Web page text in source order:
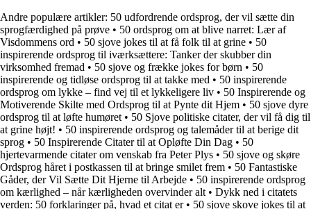
Andre populære artikler: 50 udfordrende ordsprog, der vil sætte din
sprogfærdighed på prøve • 50 ordsprog om at blive narret: Lær af
Visdommens ord • 50 sjove jokes til at få folk til at grine • 50
inspirerende ordsprog til iværksættere: Tanker der skubber din
virksomhed fremad • 50 sjove og frække jokes for børn • 50
inspirerende og tidløse ordsprog til at takke med • 50 inspirerende
ordsprog om lykke – find vej til et lykkeligere liv • 50 Inspirerende og
Motiverende Skilte med Ordsprog til at Pynte dit Hjem • 50 sjove dyre
ordsprog til at løfte humøret • 50 Sjove politiske citater, der vil få dig til
at grine højt! • 50 inspirerende ordsprog og talemåder til at berige dit
sprog • 50 Inspirerende Citater til at Opløfte Din Dag • 50
hjertevarmende citater om venskab fra Peter Plys • 50 sjove og skøre
Ordsprog håret i postkassen til at bringe smilet frem • 50 Fantastiske
Gåder, der Vil Sætte Dit Hjerne til Arbejde • 50 inspirerende ordsprog
om kærlighed – når kærligheden overvinder alt • Dykk ned i citatets
verden: 50 forklaringer på, hvad et citat er• 50 sjove skove jokes til at